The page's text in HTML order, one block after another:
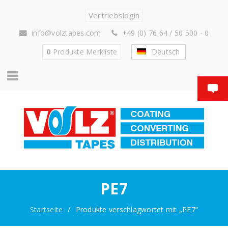
Vertriebslogin
info@volztapes.com
+49 (0) 76 64 / 50 500 - 0
0 Produkte Merkliste Deutsch
PE7
Startseite / Produkte verschlagwortet mit „PE7“